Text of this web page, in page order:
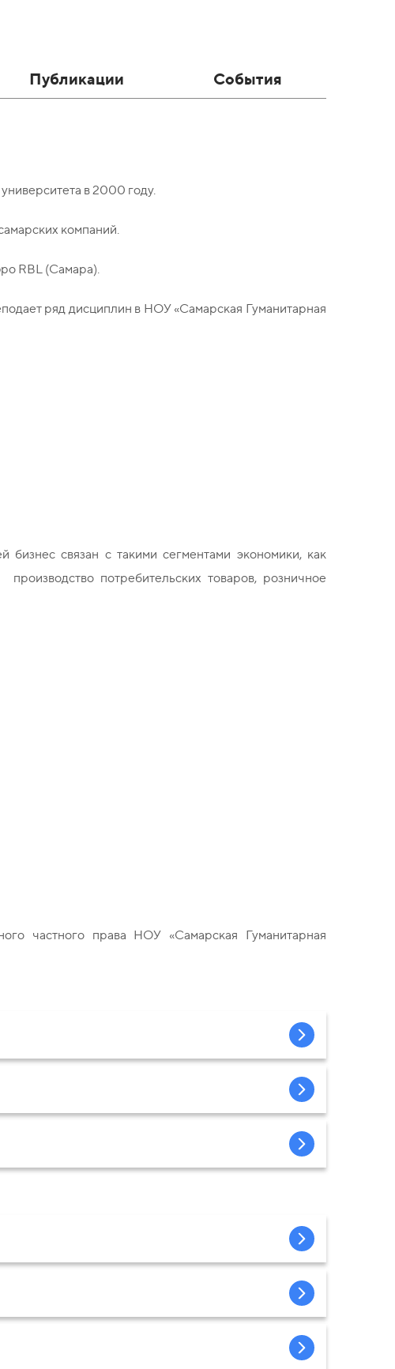
Публикации
События
в 2000 году.
компаний.
RBL (Самара).
ряд дисциплин в НОУ «Самарская Гуманитарная
связан с такими сегментами экономики, как
производство потребительских товаров, розничное
частного права НОУ «Самарская Гуманитарная